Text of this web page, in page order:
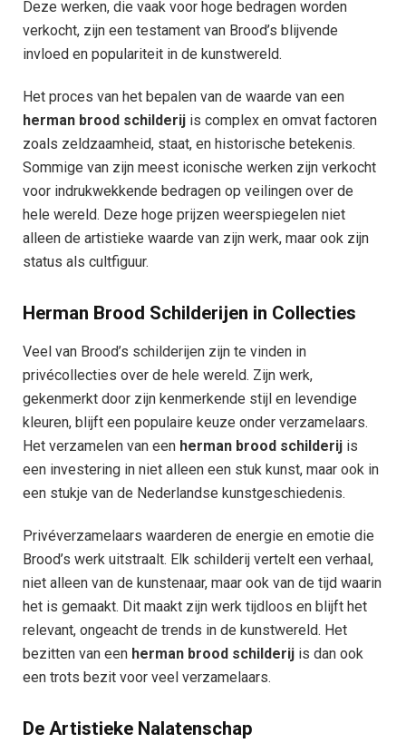
Deze werken, die vaak voor hoge bedragen worden
verkocht, zijn een testament van Brood’s blijvende
invloed en populariteit in de kunstwereld.
Het proces van het bepalen van de waarde van een
herman brood schilderij is complex en omvat factoren
zoals zeldzaamheid, staat, en historische betekenis.
Sommige van zijn meest iconische werken zijn verkocht
voor indrukwekkende bedragen op veilingen over de
hele wereld. Deze hoge prijzen weerspiegelen niet
alleen de artistieke waarde van zijn werk, maar ook zijn
status als cultfiguur.
Herman Brood Schilderijen in Collecties
Veel van Brood’s schilderijen zijn te vinden in
privécollecties over de hele wereld. Zijn werk,
gekenmerkt door zijn kenmerkende stijl en levendige
kleuren, blijft een populaire keuze onder verzamelaars.
Het verzamelen van een herman brood schilderij is
een investering in niet alleen een stuk kunst, maar ook in
een stukje van de Nederlandse kunstgeschiedenis.
Privéverzamelaars waarderen de energie en emotie die
Brood’s werk uitstraalt. Elk schilderij vertelt een verhaal,
niet alleen van de kunstenaar, maar ook van de tijd waarin
het is gemaakt. Dit maakt zijn werk tijdloos en blijft het
relevant, ongeacht de trends in de kunstwereld. Het
bezitten van een herman brood schilderij is dan ook
een trots bezit voor veel verzamelaars.
De Artistieke Nalatenschap